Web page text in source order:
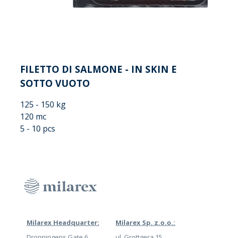
FILETTO DI SALMONE - IN SKIN E
SOTTO VUOTO
125 - 150 kg
120 mc
5 - 10 pcs
Milarex Headquarter:
Milarex Sp. z.o.o.: